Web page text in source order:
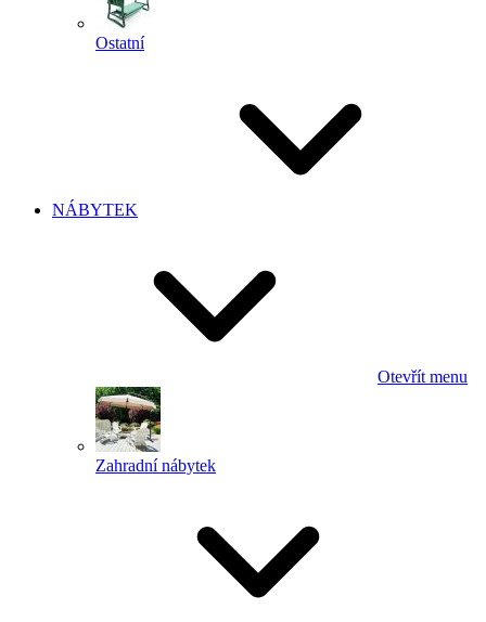
Ostatní
NÁBYTEK
Otevřít menu
Zahradní nábytek